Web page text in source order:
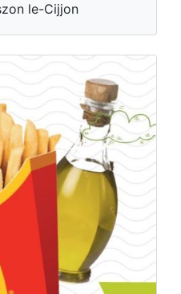
le-Cijjon